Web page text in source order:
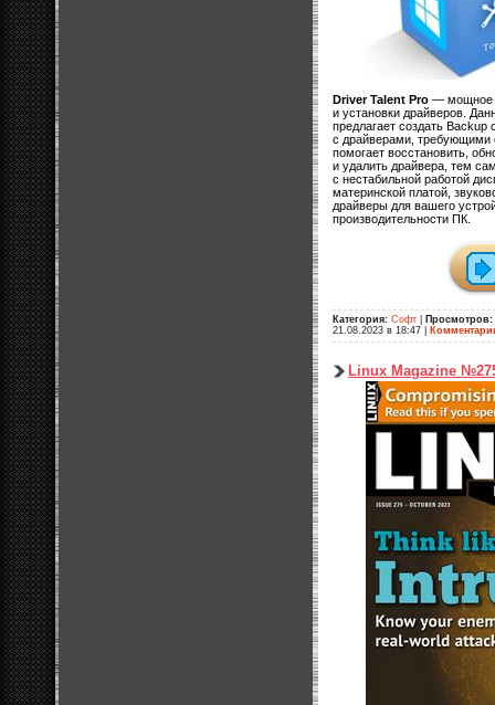
Driver Talent Pro — мощное
и установки драйверов.
предлагает создать
с драйверами, требующими
помогает восстановить,
и удалить драйвера, тем
с нестабильной работой
материнской платой,
драйверы для вашего
производительности ПК.
Категория: Софт Просмотров:
21.08.2023 в 18:47
Linux Magazine